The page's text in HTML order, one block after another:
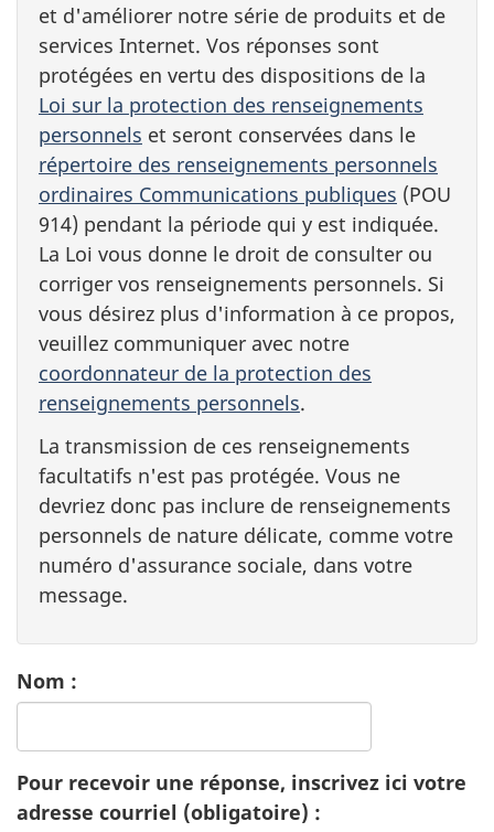
et d'améliorer notre série de produits et de
services Internet. Vos réponses sont
protégées en vertu des dispositions de la
Loi sur la protection des renseignements
personnels et seront conservées dans le
répertoire des renseignements personnels
ordinaires Communications publiques (POU
914) pendant la période qui y est indiquée.
La Loi vous donne le droit de consulter ou
corriger vos renseignements personnels. Si
vous désirez plus d'information à ce propos,
veuillez communiquer avec notre
coordonnateur de la protection des
renseignements personnels.
La transmission de ces renseignements
facultatifs n'est pas protégée. Vous ne
devriez donc pas inclure de renseignements
personnels de nature délicate, comme votre
numéro d'assurance sociale, dans votre
message.
Nom :
Pour recevoir une réponse, inscrivez ici votre
adresse courriel (obligatoire) :